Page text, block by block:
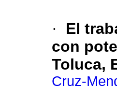
·
El
con
Toluca,
Cruz-